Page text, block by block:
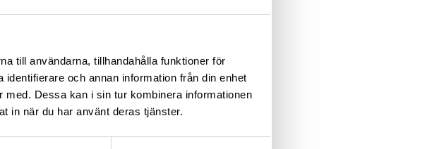
till användarna, tillhandahålla funktioner för
och annan information från din enhet
Dessa kan i sin tur kombinera informationen
in när du har använt deras tjänster.